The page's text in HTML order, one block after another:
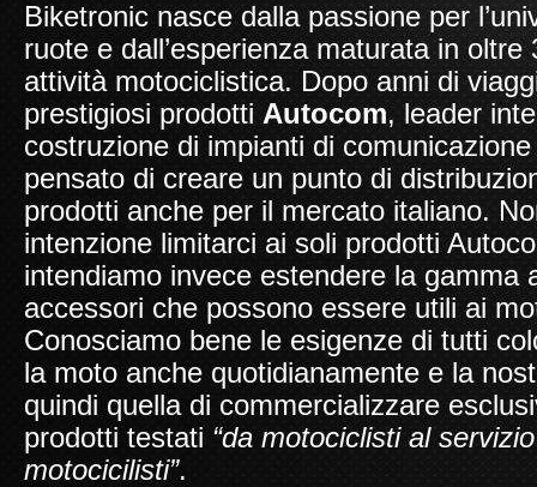
Biketronic nasce dalla passione per
ruote e dall’esperienza maturata in oltre
attività motociclistica. Dopo anni di
prestigiosi prodotti Autocom, leader
costruzione di impianti di
pensato di creare un punto di
prodotti anche per il mercato italiano.
intenzione limitarci ai soli prodotti
intendiamo invece estendere la gamma
accessori che possono essere utili ai
Conosciamo bene le esigenze di tutti
la moto anche quotidianamente e la
quindi quella di commercializzare
prodotti testati “da motociclisti al
motocicilisti”.